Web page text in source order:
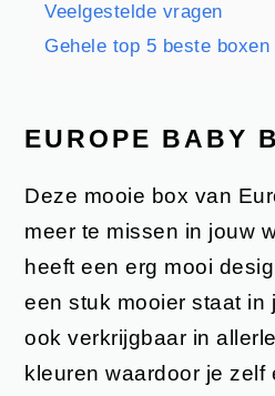
Veelgestelde vragen
Gehele top 5 beste boxen
EUROPE BABY
Deze mooie box van
meer te missen in jouw
heeft een erg mooi
een stuk mooier staat in
ook verkrijgbaar in
kleuren waardoor je